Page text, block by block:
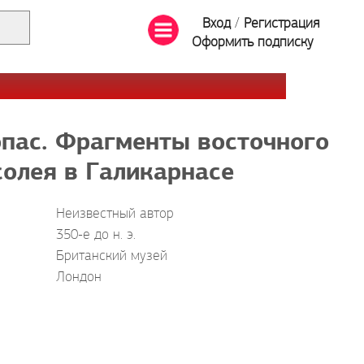
Вход/ Регистрация
Оформить подписку
Фрагменты восточного
в Галикарнасе
Неизвестный автор
350-е до н. э.
Британский музей
Лондон